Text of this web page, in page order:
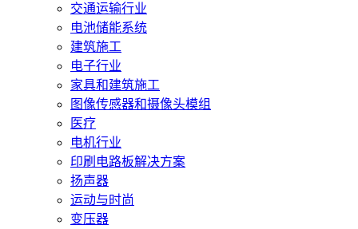
交通运输行业
电池储能系统
建筑施工
电子行业
家具和建筑施工
图像传感器和摄像头模组
医疗
电机行业
印刷电路板解决方案
扬声器
运动与时尚
变压器